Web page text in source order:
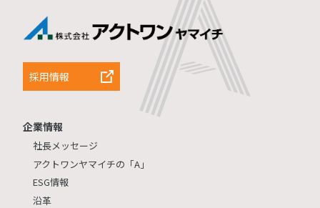
採用情報
企業情報
社長メッセージ
アクトワンヤマイチの「A」
ESG情報
沿革